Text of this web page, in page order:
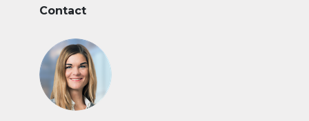
Contact